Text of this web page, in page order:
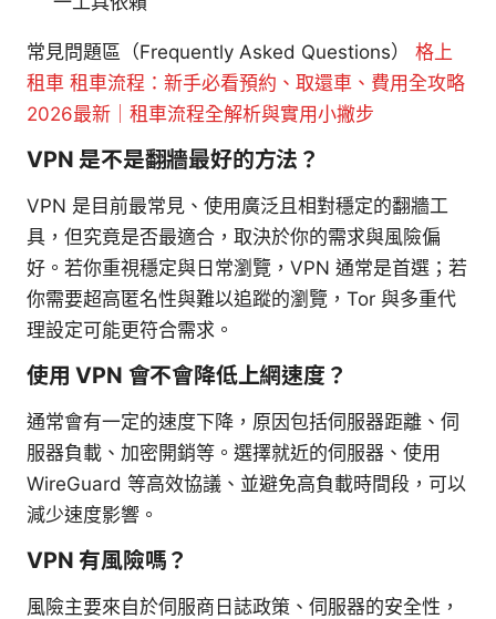
常見問題區（Frequently Asked Questions） 格上
租車 租車流程：新手必看預約、取還車、費用全攻略
2026最新｜租車流程全解析與實用小撇步
VPN 是不是翻牆最好的方法？
VPN 是目前最常見、使用廣泛且相對穩定的翻牆工
具，但究竟是否最適合，取決於你的需求與風險偏
好。若你重視穩定與日常瀏覽，VPN 通常是首選；若
你需要超高匿名性與難以追蹤的瀏覽，Tor 與多重代
理設定可能更符合需求。
使用 VPN 會不會降低上網速度？
通常會有一定的速度下降，原因包括伺服器距離、伺
服器負載、加密開銷等。選擇就近的伺服器、使用
WireGuard 等高效協議、並避免高負載時間段，可以
減少速度影響。
VPN 有風險嗎？
風險主要來自於伺服商日誌政策、伺服器的安全性，